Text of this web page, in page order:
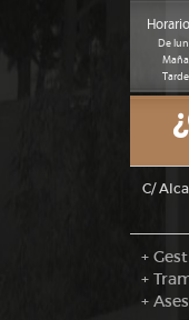
De
C/
+
+
+